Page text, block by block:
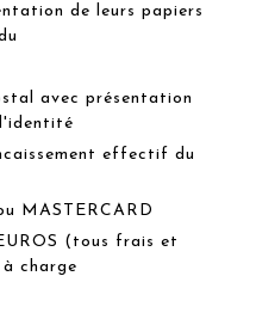
de leurs papiers
avec présentation
effectif du
MASTERCARD
(tous frais et
charge